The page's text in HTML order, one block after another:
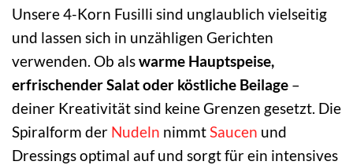
Unsere 4-Korn Fusilli sind unglaublich vielseitig
und lassen sich in unzähligen Gerichten
verwenden. Ob alswarme Hauptspeise,
erfrischender Salat oder köstliche Beilage –
deiner Kreativität sind keine Grenzen gesetzt. Die
Spiralform der Nudeln nimmt Saucen und
Dressings optimal auf und sorgt für ein intensives